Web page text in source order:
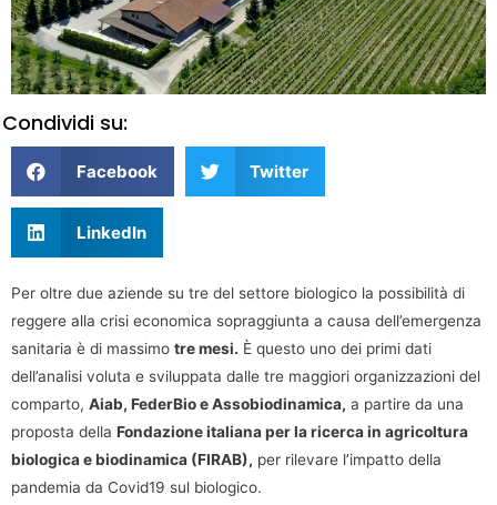
Condividi su:
Facebook Twitter
LinkedIn
Per oltre due aziende su tre del settore biologico la possibilità di
reggere alla crisi economica sopraggiunta a causa dell’emergenza
sanitaria è di massimo tre mesi. È questo uno dei primi dati
dell’analisi voluta e sviluppata dalle tre maggiori organizzazioni del
comparto, Aiab, FederBio e Assobiodinamica, a partire da una
proposta della Fondazione italiana per la ricerca in agricoltura
biologica e biodinamica (FIRAB), per rilevare l’impatto della
pandemia da Covid19 sul biologico.